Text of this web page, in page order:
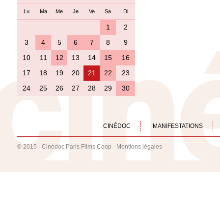
Lu Ma Me Je Ve Sa Di
1
2
3
4 5 6 7 8
9
10
11 12 13 14 15
16
17
18 19 20 21 22
23
24
25 26 27 28 29 30
CINÉDOC MANIFESTATIONS
© 2015 - Cinédoc Paris Films Coop - Mentions légales